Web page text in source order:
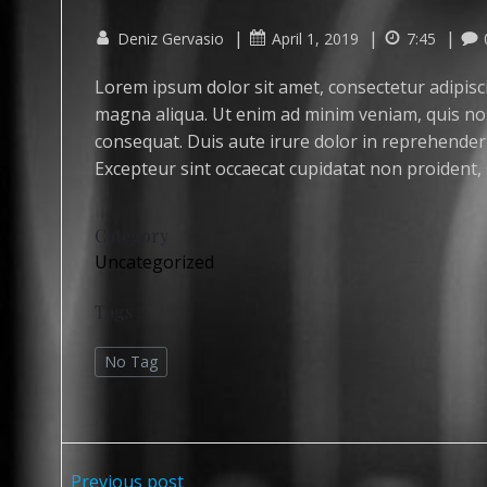
Deniz Gervasio | April 1, 2019 | 7:45 |
Lorem ipsum dolor sit amet, consectetur
magna aliqua. Ut enim ad minim veniam, quis
consequat. Duis aute irure dolor in
Excepteur sint occaecat cupidatat non
Category
Uncategorized
Tags
No Tag
Previous post